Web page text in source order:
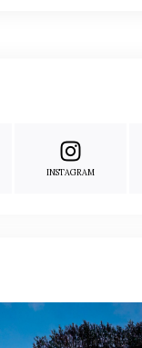
INSTAGRAM